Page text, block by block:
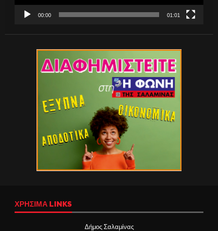
00:00 01:01
ΧΡΉΣΙΜΑ LINKS
Δήμος Σαλαμίνας